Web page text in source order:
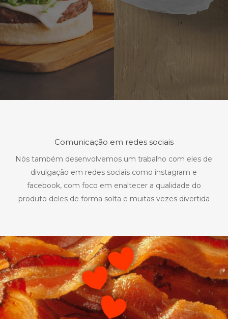
Comunicação em redes sociais
Nós também desenvolvemos um trabalho com eles de
divulgação em redes sociais como instagram e
facebook, com foco em enaltecer a qualidade do
produto deles de forma solta e muitas vezes divertida